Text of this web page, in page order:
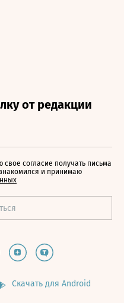
согласие получать письма
и принимаю
Скачать для Android